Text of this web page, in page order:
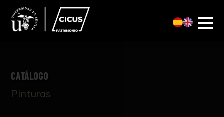
CATÁLOGO
Pinturas